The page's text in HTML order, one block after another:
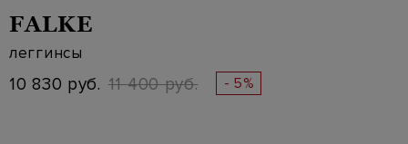
FALKE
леггинсы
10 830 руб. 11 400 руб. - 5%